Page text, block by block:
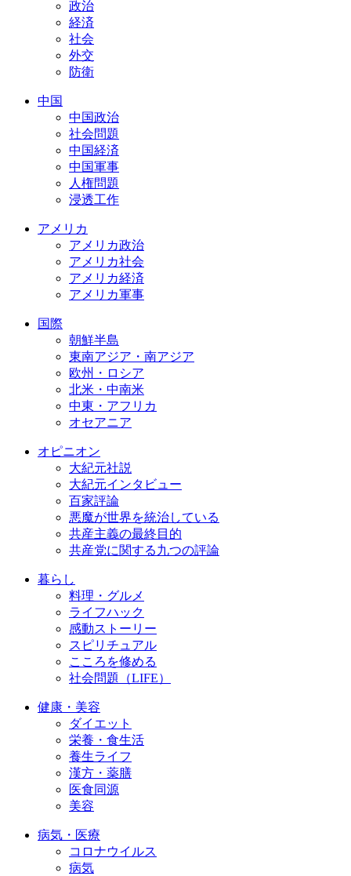
政治
経済
社会
外交
防衛
中国
中国政治
社会問題
中国経済
中国軍事
人権問題
浸透工作
アメリカ
アメリカ政治
アメリカ社会
アメリカ経済
アメリカ軍事
国際
朝鮮半島
東南アジア・南アジア
欧州・ロシア
北米・中南米
中東・アフリカ
オセアニア
オピニオン
大紀元社説
大紀元インタビュー
百家評論
悪魔が世界を統治している
共産主義の最終目的
共産党に関する九つの評論
暮らし
料理・グルメ
ライフハック
感動ストーリー
スピリチュアル
こころを修める
社会問題（LIFE）
健康・美容
ダイエット
栄養・食生活
養生ライフ
漢方・薬膳
医食同源
美容
病気・医療
コロナウイルス
病気